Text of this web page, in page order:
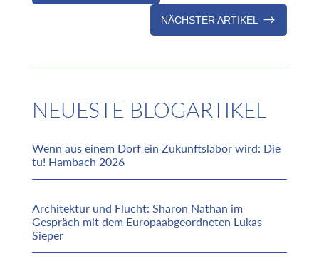
NÄCHSTER ARTIKEL $
NEUESTE BLOGARTIKEL
Wenn aus einem Dorf ein Zukunftslabor wird: Die
tu! Hambach 2026
Architektur und Flucht: Sharon Nathan im
Gespräch mit dem Europaabgeordneten Lukas
Sieper